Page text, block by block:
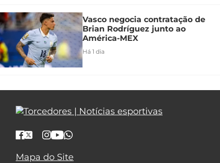
Vasco negocia contratação de
Brian Rodríguez junto ao
América-MEX
Há 1 dia
Mapa do Site